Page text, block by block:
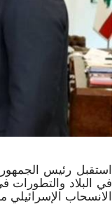
استقبل رئيس
في البلاد
الانسحاب الإسرائيلي